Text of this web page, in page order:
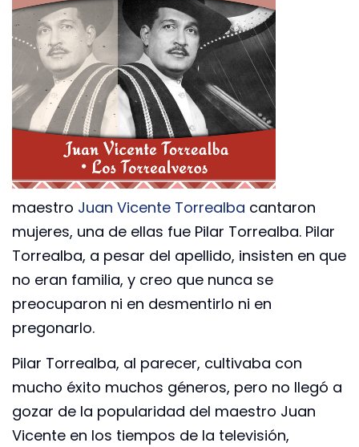
maestro Juan Vicente Torrealba cantaron
mujeres, una de ellas fue Pilar Torrealba. Pilar
Torrealba, a pesar del apellido, insisten en que
no eran familia, y creo que nunca se
preocuparon ni en desmentirlo ni en
pregonarlo.
Pilar Torrealba, al parecer, cultivaba con
mucho éxito muchos géneros, pero no llegó a
gozar de la popularidad del maestro Juan
Vicente en los tiempos de la televisión,